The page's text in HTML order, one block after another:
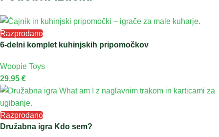
Razprodano
6-delni komplet kuhinjskih pripomočkov
Woopie Toys
29,95 €
Razprodano
Družabna igra Kdo sem?